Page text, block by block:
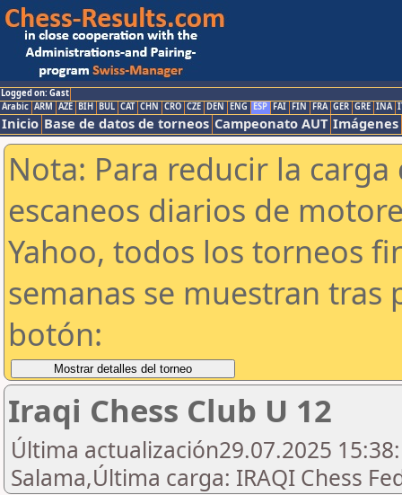
Logged on: Gast
Arabic ARM AZE BIH BUL CAT CHN CRO CZE DEN ENG ESP FAI FIN FRA GER GRE INA
Inicio Base de datos de torneos Campeonato AUT Imágenes
Nota: Para reducir la
escaneos diarios de
Yahoo, todos los torneos
semanas se muestran tras
botón:
Iraqi Chess Club U 12
Última actualización29.07.2025
Salama,Última carga: IRAQI Chess